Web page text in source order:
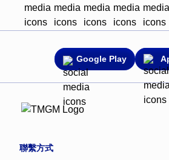
Google Play
聯繫方式